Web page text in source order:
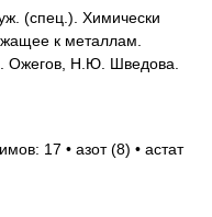
(спец.). Химически
к металлам.
Ожегов, Н.Ю. Шведова.
17 • азот (8) • астат